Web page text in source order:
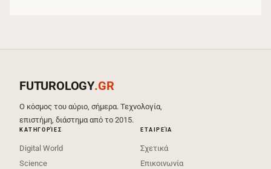
FUTUROLOGY.GR
Ο κόσμος του αύριο, σήμερα. Τεχνολογία,
επιστήμη, διάστημα από το 2015.
ΚΑΤΗΓΟΡΊΕΣ
Digital World
Science
ΕΤΑΙΡΕΊΑ
Σχετικά
Επικοινωνία